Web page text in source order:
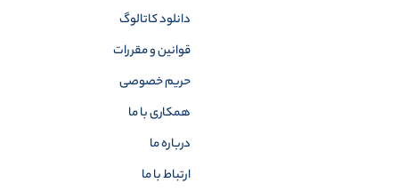
دانلود کاتالوگ
قوانین و مقررات
حریم خصوصی
همکاری با ما
درباره ما
ارتباط با ما